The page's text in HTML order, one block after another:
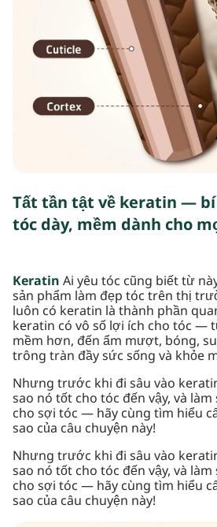
Tất tần tật về keratin —
tóc dày, mềm dành cho
Keratin Ai yêu tóc cũng biết từ
sản phẩm làm đẹp tóc trên thị
luôn có keratin là thành phần
keratin có vô số lợi ích cho tóc —
mềm hơn, đến ẩm mượt, bóng,
trông tràn đầy sức sống và khỏe
Nhưng trước khi đi sâu vào
sao nó tốt cho tóc đến vậy, và
cho sợi tóc — hãy cùng tìm hiểu
sao của câu chuyện này!
Nhưng trước khi đi sâu vào
sao nó tốt cho tóc đến vậy, và
cho sợi tóc — hãy cùng tìm hiểu
sao của câu chuyện này!